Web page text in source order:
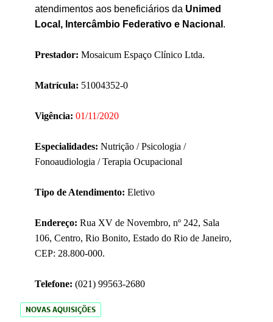
atendimentos aos beneficiários da Unimed
Local, Intercâmbio Federativo e Nacional .
Prestador: Mosaicum Espaço Clínico Ltda.
Matrícula: 51004352-0
Vigência: 01/11/2020
Especialidades: Nutrição / Psicologia /
Fonoaudiologia / Terapia Ocupacional
Tipo de Atendimento: Eletivo
Endereço: Rua XV de Novembro, nº 242, Sala
106, Centro, Rio Bonito, Estado do Rio de Janeiro,
CEP: 28.800-000.
Telefone: (021) 99563-2680
NOVAS AQUISIÇÕES